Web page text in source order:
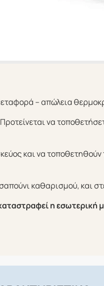
– απώλεια
να
και να τοποθετηθούν
καθαρισμού, και
η